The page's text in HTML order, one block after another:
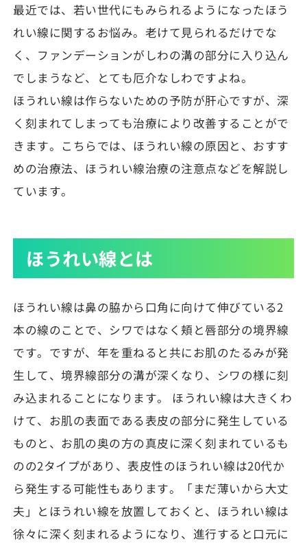
最近では、若い世代にもみられるようになったほう
れい線に関するお悩み。老けて見られるだけでな
く、ファンデーションがしわの溝の部分に入り込ん
でしまうなど、とても厄介なしわですよね。
ほうれい線は作らないための予防が肝心ですが、深
く刻まれてしまっても治療により改善することがで
きます。こちらでは、ほうれい線の原因と、おすす
めの治療法、ほうれい線治療の注意点などを解説し
ています。
ほうれい線とは
ほうれい線は鼻の脇から口角に向けて伸びている2
本の線のことで、シワではなく頬と唇部分の境界線
です。ですが、年を重ねると共にお肌のたるみが発
生して、境界線部分の溝が深くなり、シワの様に刻
み込まれることになります。 ほうれい線は大きくわ
けて、お肌の表面である表皮の部分に発生している
ものと、お肌の奥の方の真皮に深く刻まれているも
のの2タイプがあり、表皮性のほうれい線は20代か
ら発生する可能性もあります。「まだ薄いから大丈
夫」とほうれい線を放置しておくと、ほうれい線は
徐々に深く刻まれるようになり、進行すると口元に